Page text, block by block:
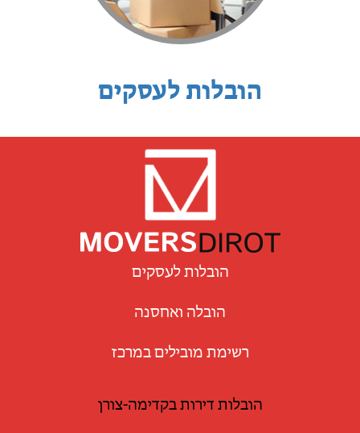
הובלות לעסקים
הובלות לעסקים
הובלה ואחסנה
רשימת מובילים במרכז
הובלות דירות בקדימה-צורן